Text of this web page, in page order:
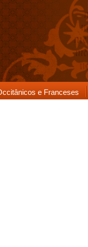
e Franceses